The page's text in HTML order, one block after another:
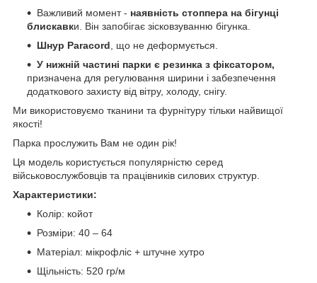
Важливий момент - наявність стоппера на бігунці
блискавки. Він запобігає зісковзуванню бігунка.
Шнур Paracord , що не деформується.
У нижній частині парки є резинка з фіксатором,
призначена для регулювання ширини і забезпечення
додаткового захисту від вітру, холоду, снігу.
Ми використовуємо тканини та фурнітуру тільки найвищої
якості!
Парка прослужить Вам не один рік!
Ця модель користується популярністю серед
військовослужбовців та працівників силових структур.
Характеристики:
Колір: койот
Розміри: 40 – 64
Матеріал: мікрофліс + штучне хутро
Щільність: 520 гр/м